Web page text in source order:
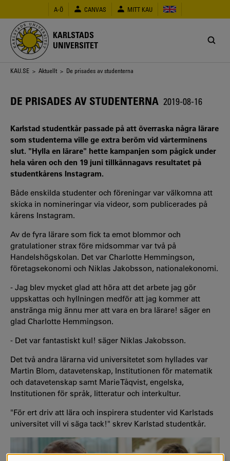
huvudinnehåll
A-Ö CANVAS MITT KAU
KARLSTADS
UNIVERSITET
Länkstig
KAU.SE > Aktuellt > De prisades av studenterna
DE PRISADES AV STUDENTERNA 2019-08-16
Karlstad studentkår passade på att överraska några lärare
som studenterna ville ge extra beröm vid vårterminens
slut. "Hylla en lärare" hette kampanjen som pågick under
hela våren och den 19 juni tillkännagavs resultatet på
studentkårens Instagram.
Både enskilda studenter och föreningar var välkomna att
skicka in nomineringar via videor, som publicerades på
kårens Instagram.
Av de fyra lärare som fick ta emot blommor och
gratulationer strax före midsommar var två på
Handelshögskolan. Det var Charlotte Hemmingson,
företagsekonomi och Niklas Jakobsson, nationalekonomi.
- Jag blev mycket glad att höra att det arbete jag gör
uppskattas och hyllningen medför att jag kommer att
anstränga mig ännu mer att vara en bra lärare! säger en
glad Charlotte Hemmingson.
- Det var fantastiskt kul! säger Niklas Jakobsson.
Det två andra lärarna vid universitetet som hyllades var
Martin Blom, datavetenskap, Institutionen för matematik
och datavetenskap samt Marie Tåqvist, engelska,
Institutionen för språk, litteratur och interkultur.
"För ert driv att lära och inspirera studenter vid Karlstads
universitet vill vi säga tack!" skrev Karlstad studentkår.